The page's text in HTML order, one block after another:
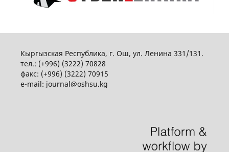
Кыргызская Республика, г. Ош, ул. Ленина 331/131.
тел.: (+996) (3222) 70828
факс: (+996) (3222) 70915
e-mail: journal@oshsu.kg